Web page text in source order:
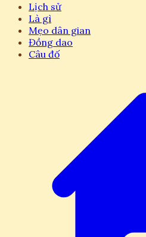
Lịch sử
Là gì
Mẹo dân gian
Đồng dao
Câu đố